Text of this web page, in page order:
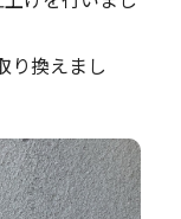
り換えまし